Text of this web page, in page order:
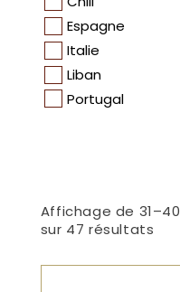
Espagne
Italie
Liban
Portugal
Affichage de 31–40
sur 47 résultats